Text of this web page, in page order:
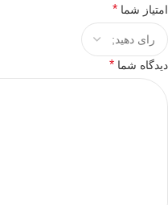
امتیاز شما *
دیدگاه شما *